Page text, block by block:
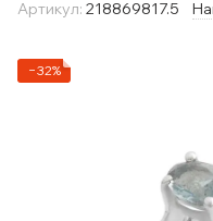
Артикул: 218869817.5
−32%